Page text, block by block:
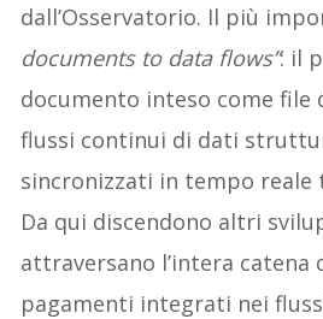
dall’Osservatorio. Il più
documents to data flows”: il
documento inteso come file
flussi continui di dati
sincronizzati in tempo reale
Da qui discendono altri
attraversano l’intera catena
pagamenti integrati nei